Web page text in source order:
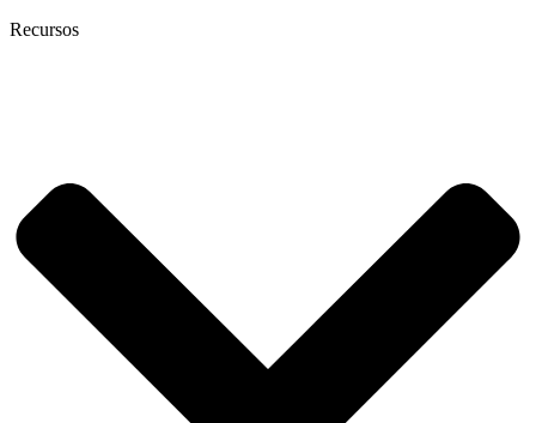
Recursos